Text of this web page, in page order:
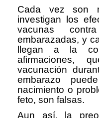
Cada vez son
investigan los
vacunas
embarazadas, y
llegan a la
afirmaciones,
vacunación
embarazo
nacimiento o
feto, son falsas.
Aun así, la